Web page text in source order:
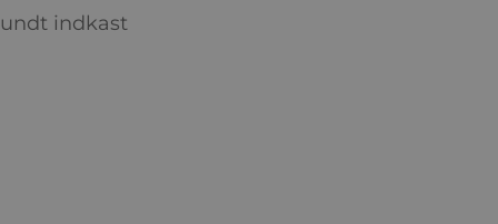
indkast